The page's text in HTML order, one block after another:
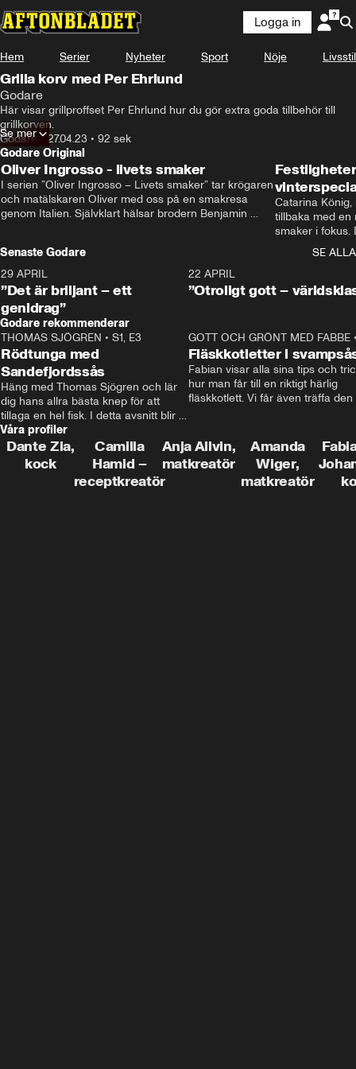
Annons från Godare
Logga in
Hem Serier Nyheter Sport Nöje Livsstil
Grilla korv med Per Ehrlund
Godare
Här visar grillproffset Per Ehrlund hur du gör extra goda tillbehör till
grillkorven.
Godare • 27.04.23 • 92 sek
Se mer
Godare Original
Oliver Ingrosso - livets smaker
I serien ”Oliver Ingrosso – Livets smaker” tar krögaren
och matälskaren Oliver med oss på en smakresa
genom Italien. Självklart hälsar brodern Benjamin
Catarina
tillbaka med en
smaker i fokus.
julfavoriter
Senaste Godare
SE ALLA
29 APRIL
”Det är briljant – ett
genidrag”
22 APRIL
”Otroligt gott –
Godare rekommenderar
THOMAS SJÖGREN • S1, E3
Rödtunga med
Sandefjordssås
Häng med Thomas Sjögren och lär
dig hans allra bästa knep för att
tillaga en hel fisk. I detta avsnitt blir
de helstekt rödtunga med
sandefjordssås och en magisk sallad
på pepparrot och äpple.
GOTT OCH GRÖNT MED FABBE
Fläskkotletter i
Fabian visar alla sina tips och
hur man får till en riktigt härlig
fläskkotlett. Vi får även träffa den
grisbonde på Gotland.
Våra profiler
Dante Zia,
kock
Camilla
Hamid –
receptkreatör
Anja Allvin,
matkreatör
Amanda
Wiger,
matkreatör